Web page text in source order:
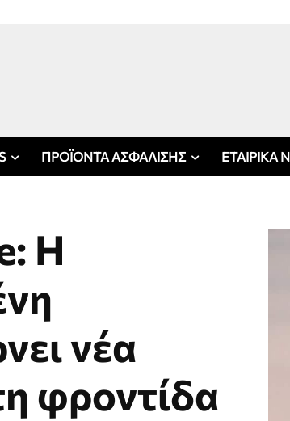
ΠΡΟΪΟΝΤΑ ΑΣΦΑΛΙΣΗΣ ΕΤΑΙΡΙΚΑ
Η
νέα
φροντίδα